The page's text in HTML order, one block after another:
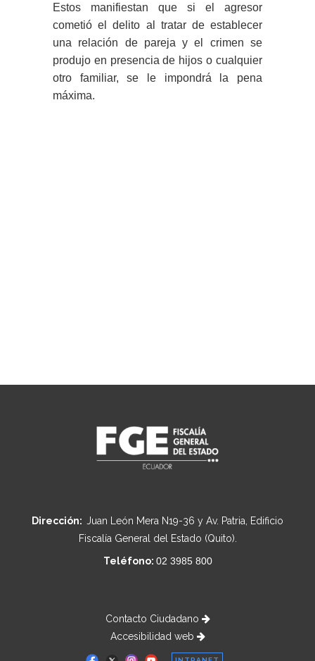
Estos manifiestan que si el agresor
cometió el delito al tratar de establecer
una relación de pareja y el crimen se
produjo en presencia de hijos o cualquier
otro familiar, se le impondrá la pena
máxima.
Dirección: Juan León Mera N19-36 y Av. Patria, Edificio
Fiscalía General del Estado (Quito).
Teléfono: 02 3985 800
Contacto Ciudadano
Accesibilidad web